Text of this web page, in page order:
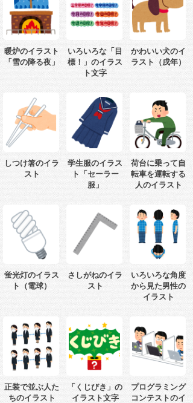
暖炉のイラスト
「雪の降る夜」
いろいろな「目
標！」のイラス
ト文字
かわいい犬のイ
ラスト（戌年）
しつけ箸のイラ
スト
学生服のイラス
ト「セーラー
服」
荷台に乗って自
転車を運転する
人のイラスト
蛍光灯のイラス
ト（電球）
さしがねのイラ
スト
いろいろな角度
から見た男性の
イラスト
正装で並ぶ人た
ちのイラスト
「くじびき」の
イラスト文字
プログラミング
コンテストのイ